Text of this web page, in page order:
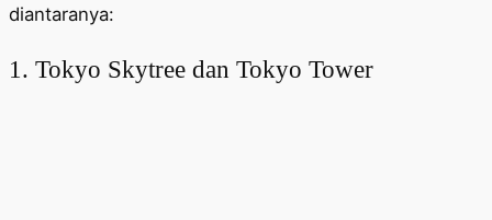
diantaranya:
1. Tokyo Skytree dan Tokyo Tower